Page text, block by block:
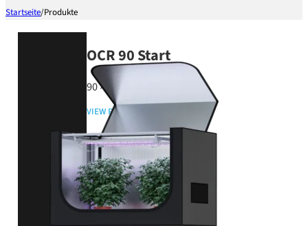
Startseite/Produkte
OCR 90 Start
90 × 60 × 60 cm
VIEW PRODUCT